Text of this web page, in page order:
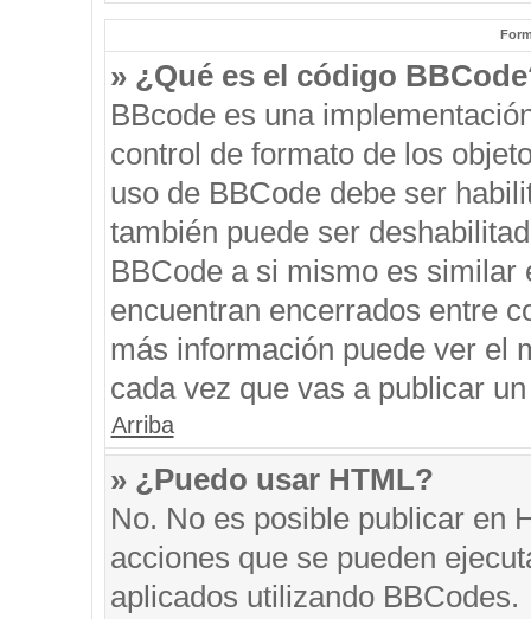
» ¿Qué es el código
BBcode es una
control de formato de los
uso de BBCode debe ser
también puede ser
BBCode a si mismo es
encuentran encerrados entre
más información puede ver el
cada vez que vas a publicar
Arriba
» ¿Puedo usar HTML?
No. No es posible publicar en
acciones que se pueden
aplicados utilizando BBCodes.